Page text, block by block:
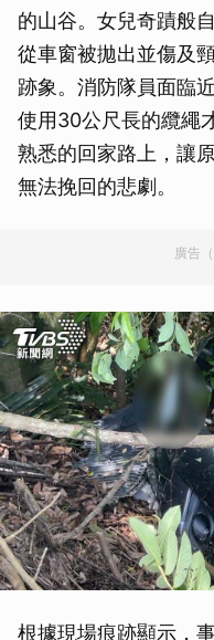
的山谷。女兒奇蹟般
從車窗被拋出並傷及
跡象。消防隊員面臨
使用30公尺長的纜繩
熟悉的回家路上，讓
無法挽回的悲劇。
廣告
根據現場痕跡顯示，